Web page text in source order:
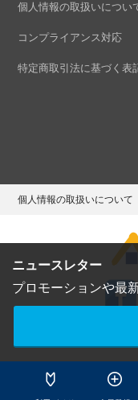
ニュースレター
プロモーションや最
個人情報の取扱いについ
コンプライアンス対応
特定商取引法に基づく表
個人情報の取扱いについて